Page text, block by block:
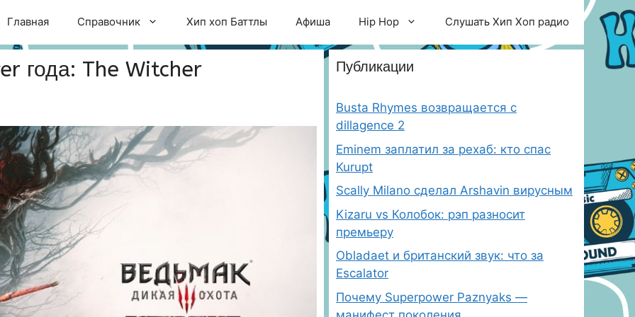
Главная Справочник Хип хоп Баттлы Афиша Hip Hop Слушать Хип Хоп радио
года: The Witcher Публикации
Busta Rhymes возвращается с
dillagence 2
Eminem заплатил за рехаб: кто спас
Kurupt
Scally Milano сделал Arshavin вирусным
Kizaru vs Колобок: рэп разносит
премьеру
Obladaet и британский звук: что за
Escalator
Почему Superpower Paznyaks —